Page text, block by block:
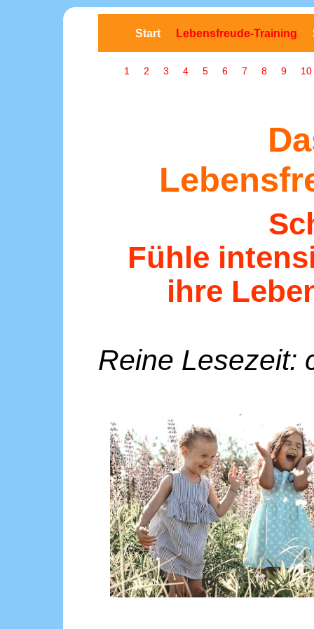
Start Lebensfreude-Training
1 2 3 4 5 6 7 8 9 10
Fühle
ihre
Reine Lesezeit: